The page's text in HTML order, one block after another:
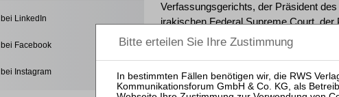
LinkedIn
Facebook
Instagram
Verfassungsgerichts, der Präsident
irakischen Federal Supreme Court,
Präsident des libanesischen
palästinensischen Gebiete, jeweils
irakischen Federal Supreme Court
Gäste wurden von Präsident Prof. Dr.